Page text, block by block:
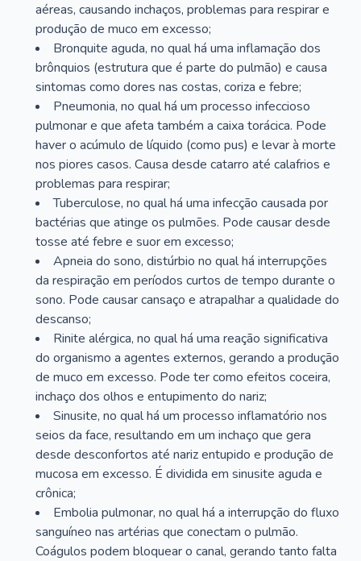
aéreas, causando inchaços, problemas para respirar e
produção de muco em excesso;
Bronquite aguda, no qual há uma inflamação dos
brônquios (estrutura que é parte do pulmão) e causa
sintomas como dores nas costas, coriza e febre;
Pneumonia, no qual há um processo infeccioso
pulmonar e que afeta também a caixa torácica. Pode
haver o acúmulo de líquido (como pus) e levar à morte
nos piores casos. Causa desde catarro até calafrios e
problemas para respirar;
Tuberculose, no qual há uma infecção causada por
bactérias que atinge os pulmões. Pode causar desde
tosse até febre e suor em excesso;
Apneia do sono, distúrbio no qual há interrupções
da respiração em períodos curtos de tempo durante o
sono. Pode causar cansaço e atrapalhar a qualidade do
descanso;
Rinite alérgica, no qual há uma reação significativa
do organismo a agentes externos, gerando a produção
de muco em excesso. Pode ter como efeitos coceira,
inchaço dos olhos e entupimento do nariz;
Sinusite, no qual há um processo inflamatório nos
seios da face, resultando em um inchaço que gera
desde desconfortos até nariz entupido e produção de
mucosa em excesso. É dividida em sinusite aguda e
crônica;
Embolia pulmonar, no qual há a interrupção do fluxo
sanguíneo nas artérias que conectam o pulmão.
Coágulos podem bloquear o canal, gerando tanto falta